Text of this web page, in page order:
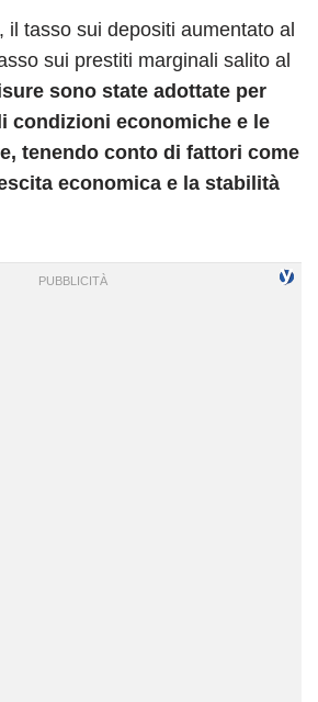
il tasso sui depositi aumentato al
sui prestiti marginali salito al
sono state adottate per
condizioni economiche e le
tenendo conto di fattori come
economica e la stabilità